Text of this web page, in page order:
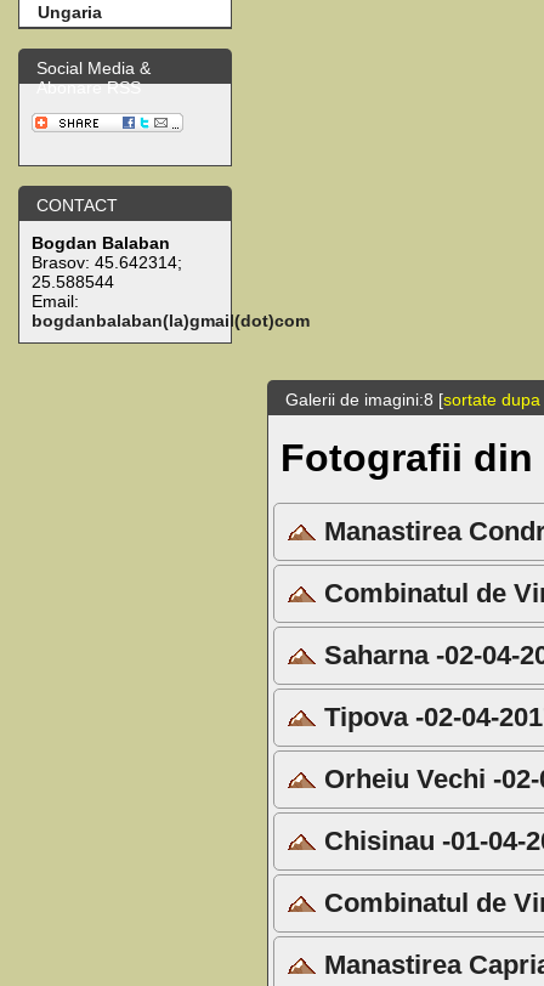
Ungaria
Social Media &
Abonare RSS
CONTACT
Bogdan Balaban
Brasov: 45.642314;
25.588544
Email:
bogdanbalaban(la)gmail(dot)com
Galerii de imagini:8 [sortate
Fotografii din
Manastirea
Combinatul de
Saharna -02-04-
Tipova -02-04-
Orheiu Vechi -02-
Chisinau -01-04-
Combinatul de
Manastirea